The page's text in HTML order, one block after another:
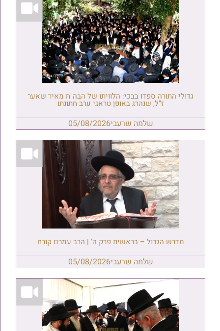
גדולי התורה ספדו בבכי: הלוויתו של הבה"ח מאיר שאער
ז"ל, שנהרג באופן טראגי ערב חתונתו
שלמה שרעבי05/08/2026
מדרש הגדול – בראשית פרק ה' | הרב עמרם קורח
שלמה שרעבי05/08/2026